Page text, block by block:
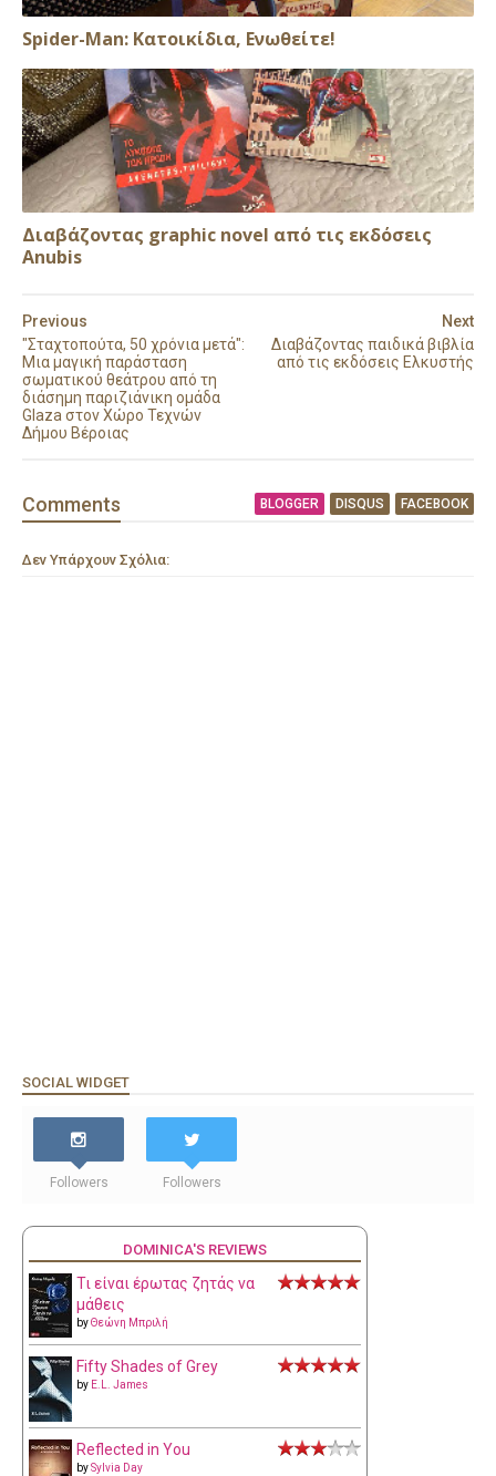
Spider-Man: Κατοικίδια, Ενωθείτε!
Διαβάζοντας graphic novel από τις εκδόσεις
Anubis
Next
Διαβάζοντας παιδικά βιβλία
από τις εκδόσεις Ελκυστής
Previous
"Σταχτοπούτα, 50 χρόνια μετά":
Μια μαγική παράσταση
σωματικού θεάτρου από τη
διάσημη παριζιάνικη ομάδα
Glaza στον Χώρο Τεχνών
Δήμου Βέροιας
Comments BLOGGER DISQUS FACEBOOK
Δεν Υπάρχουν Σχόλια:
SOCIAL WIDGET
Followers Followers
DOMINICA'S REVIEWS
Τι είναι έρωτας ζητάς να
μάθεις
byΘεώνη Μπριλή
Fifty Shades of Grey
by E.L. James
Reflected in You
bySylvia Day